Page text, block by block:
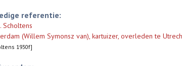
referentie:
Scholtens
(Willem Symonsz van), kartuizer, overleden te
1930f]